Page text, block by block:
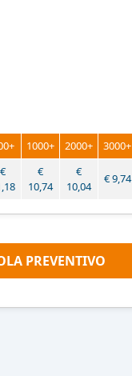
1000+ 2000+
3000+
€
€
10,74
€
10,04
€9,74
PREVENTIVO